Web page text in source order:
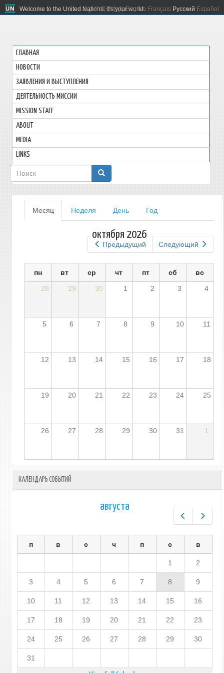
Welcome to the United Nations. It's your world.
العربية 简体中文 English Français Русский Español
ГЛАВНАЯ
HОВОСТИ
ЗАЯВЛЕНИЯ И ВЫСТУПЛЕНИЯ
ДЕЯТЕЛЬНОСТЬ МИССИИ
MISSION STAFF
ABOUT
MEDIA
LINKS
Форма
поиска
Главные
вкладки
Месяц (активная
вкладка)
Неделя День Год
Предыдущий Следующий
октября 2026
пн вт ср чт пт сб
вс
28
29 30 1 2 3 4
5 6 7 8 9 10 11
12 13 14 15 16 17 18
19 20 21 22 23 24 25
26 27 28 29 30 31 1
КАЛЕНДАРЬ СОБЫТИЙ
августа
п в с ч п с в
1 2
3 4 5 6 7 8 9
10 11 12 13 14 15 16
17 18 19 20 21 22 23
24 25 26 27 28 29 30
31